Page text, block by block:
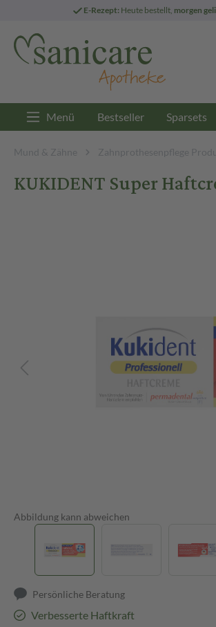
E-Rezept: Heute bestellt, morgen
Menü Bestseller Sparsets
Mund & Zähne Zahnprothesenpflege
KUKIDENT Super
Abbildung kann abweichen
Persönliche Beratung
Verbesserte Haftkraft